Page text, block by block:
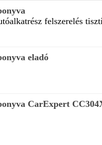
felszerelés
eladó
CarExpert